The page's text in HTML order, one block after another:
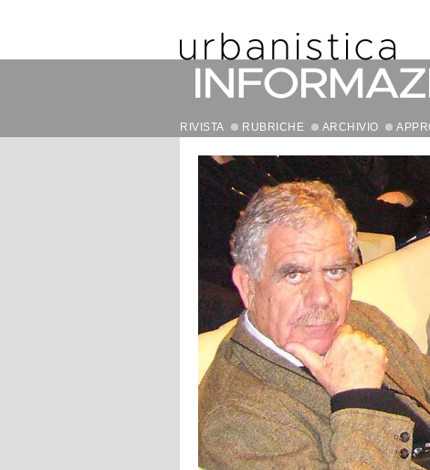
RIVISTA RUBRICHE ARCHIVIO